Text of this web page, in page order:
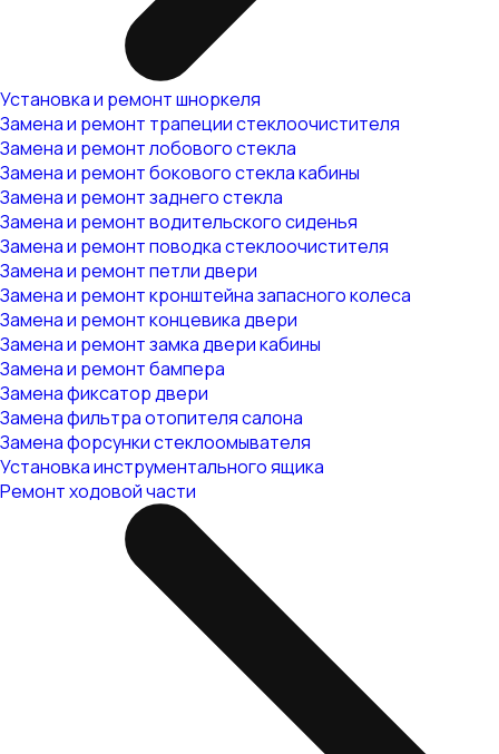
Установка и ремонт шноркеля
Замена и ремонт трапеции стеклоочистителя
Замена и ремонт лобового стекла
Замена и ремонт бокового стекла кабины
Замена и ремонт заднего стекла
Замена и ремонт водительского сиденья
Замена и ремонт поводка стеклоочистителя
Замена и ремонт петли двери
Замена и ремонт кронштейна запасного колеса
Замена и ремонт концевика двери
Замена и ремонт замка двери кабины
Замена и ремонт бампера
Замена фиксатор двери
Замена фильтра отопителя салона
Замена форсунки стеклоомывателя
Установка инструментального ящика
Ремонт ходовой части